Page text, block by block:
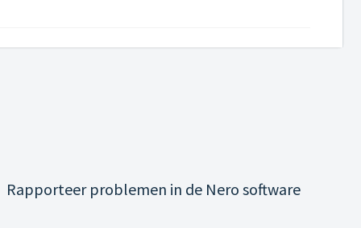
Rapporteer problemen in de Nero software